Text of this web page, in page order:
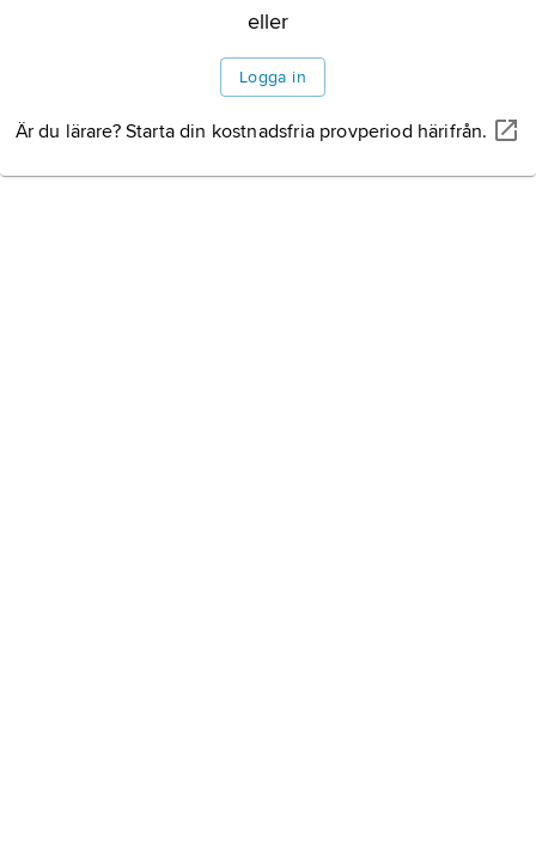
eller
Logga in
Är du lärare? Starta din kostnadsfria provperiod härifrån.